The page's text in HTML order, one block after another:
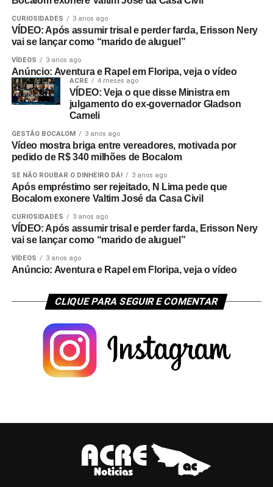
CURIOSIDADES 3 anos ago
VÍDEO: Após assumir trisal e perder farda, Erisson Nery
vai se lançar como “marido de aluguel”
VÍDEOS 3 anos ago
Anúncio: Aventura e Rapel em Floripa, veja o vídeo
ACRE 4 meses ago
VÍDEO: Veja o que disse Ministra em
julgamento do ex-governador Gladson
Cameli
GESTÃO BOCALOM 3 anos ago
Vídeo mostra briga entre vereadores, motivada por
pedido de R$ 340 milhões de Bocalom
SE NÃO ROUBAR O DINHEIRO DÁ! 3 anos ago
Após empréstimo ser rejeitado, N Lima pede que
Bocalom exonere Valtim José da Casa Civil
CURIOSIDADES 3 anos ago
VÍDEO: Após assumir trisal e perder farda, Erisson Nery
vai se lançar como “marido de aluguel”
VÍDEOS 3 anos ago
Anúncio: Aventura e Rapel em Floripa, veja o vídeo
CLIQUE PARA SEGUIR E COMENTAR